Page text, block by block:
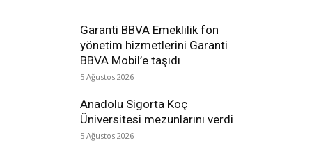
Garanti BBVA Emeklilik fon
yönetim hizmetlerini Garanti
BBVA Mobil’e taşıdı
5 Ağustos 2026
Anadolu Sigorta Koç
Üniversitesi mezunlarını verdi
5 Ağustos 2026